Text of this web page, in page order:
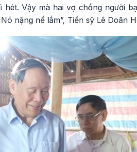
Vậy mà hai vợ chồng người
nặng nề lắm”, Tiến sỹ Lê Doãn